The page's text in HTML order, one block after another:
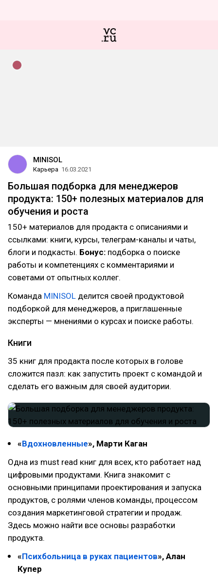
MINISOL
Карьера 16.03.2021
Большая подборка для менеджеров
продукта: 150+ полезных материалов для
обучения и роста
150+ материалов для продакта с описаниями и
ссылками: книги, курсы, телеграм-каналы и чаты,
блоги и подкасты. Бонус: подборка о поиске
работы и компетенциях с комментариями и
советами от опытных коллег.
Команда MINISOL делится своей продуктовой
подборкой для менеджеров, а приглашенные
эксперты — мнениями о курсах и поиске работы.
Книги
35 книг для продакта после которых в голове
сложится пазл: как запустить проект с командой и
сделать его важным для своей аудитории.
«Вдохновленные», Марти Каган
Одна из must read книг для всех, кто работает над
цифровыми продуктами. Книга знакомит с
основными принципами проектирования и запуска
продуктов, с ролями членов команды, процессом
создания маркетинговой стратегии и продаж.
Здесь можно найти все основы разработки
продукта.
«Психбольница в руках пациентов», Алан
Купер